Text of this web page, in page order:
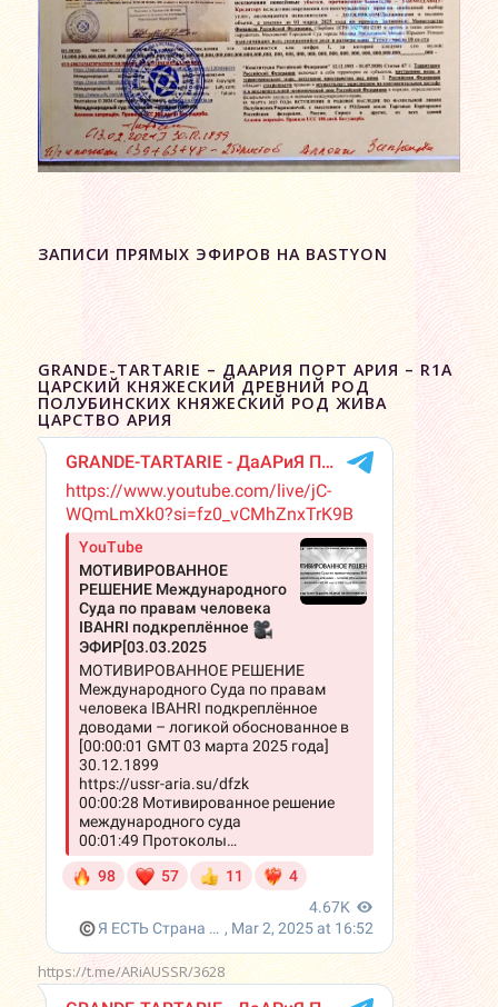
ЗАПИСИ ПРЯМЫХ ЭФИРОВ НА BASTYON
GRANDE-TARTARIE – ДААРИЯ ПОРТ АРИЯ – R1A
ЦАРСКИЙ КНЯЖЕСКИЙ ДРЕВНИЙ РОД
ПОЛУБИНСКИХ КНЯЖЕСКИЙ РОД ЖИВА
ЦАРСТВО АРИЯ
https://t.me/ARiAUSSR/3628